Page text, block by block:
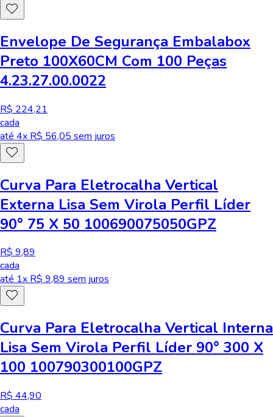
Envelope De Segurança Embalabox
Preto 100X60CM Com 100 Peças
4.23.27.00.0022
R$ 224,21
cada
até 4x R$ 56,05 sem juros
Curva Para Eletrocalha Vertical
Externa Lisa Sem Virola Perfil Líder
90° 75 X 50 100690075050GPZ
R$ 9,89
cada
até1x R$9,89sem juros
Curva Para Eletrocalha Vertical Interna
Lisa Sem Virola Perfil Líder 90° 300 X
100 100790300100GPZ
R$ 44,90
cada